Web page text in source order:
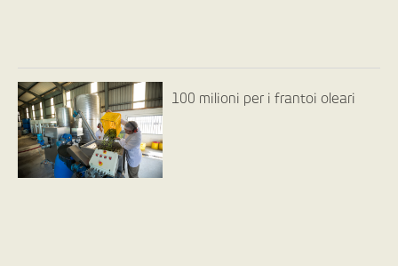
100 milioni per i frantoi oleari